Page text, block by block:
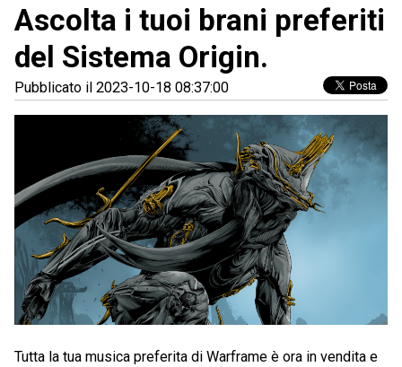
Ascolta i tuoi brani preferiti
del Sistema Origin.
Pubblicato il 2023-10-18 08:37:00
Tutta la tua musica preferita di Warframe è ora in vendita e